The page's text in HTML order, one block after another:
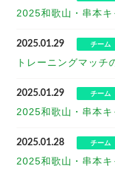
2025和歌山・串本
2025.01.29 チーム
トレーニングマッチ
2025.01.29 チーム
2025和歌山・串本
2025.01.28 チーム
2025和歌山・串本